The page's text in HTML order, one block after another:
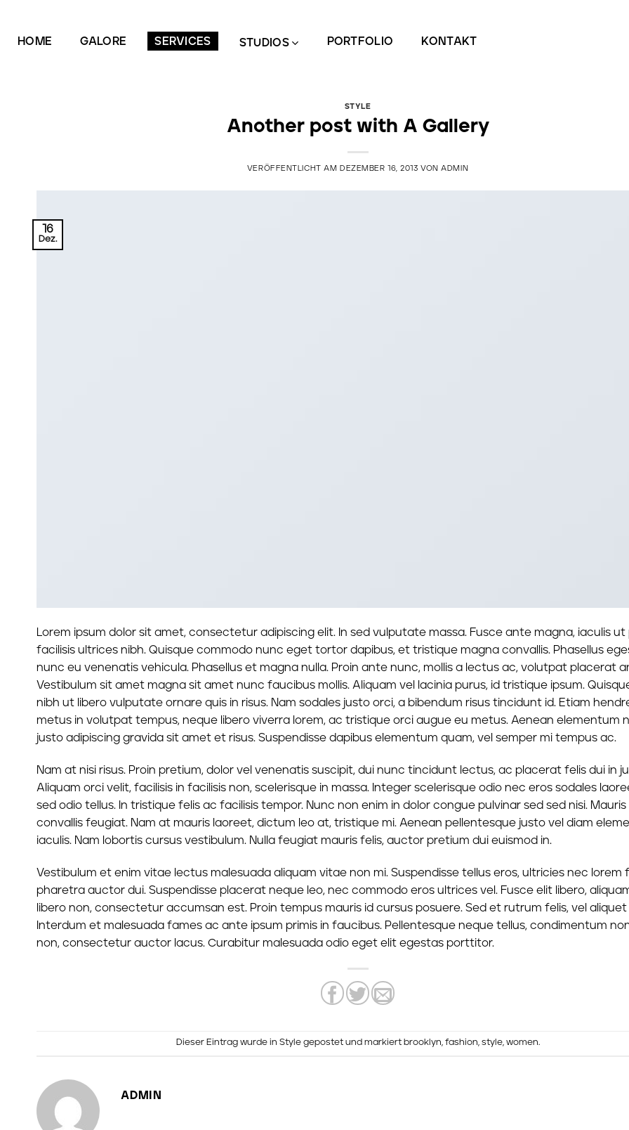
springen
HOME GALORE SERVICES STUDIOS PORTFOLIO KONTAKT
STYLE
Another post with A Gallery
VERÖFFENTLICHT AM DEZEMBER 16, 2013 VONADMIN
16
Dez.
Lorem ipsum dolor sit amet, consectetur adipiscing elit. In sed vulputate massa. Fusce ante magna, iaculis ut
facilisis ultrices nibh. Quisque commodo nunc eget tortor dapibus, et tristique magna convallis. Phasellus
nunc eu venenatis vehicula. Phasellus et magna nulla. Proin ante nunc, mollis a lectus ac, volutpat placerat
Vestibulum sit amet magna sit amet nunc faucibus mollis. Aliquam vel lacinia purus, id tristique ipsum.
nibh ut libero vulputate ornare quis in risus. Nam sodales justo orci, a bibendum risus tincidunt id. Etiam
metus in volutpat tempus, neque libero viverra lorem, ac tristique orci augue eu metus. Aenean elementum
justo adipiscing gravida sit amet et risus. Suspendisse dapibus elementum quam, vel semper mi tempus ac.
Nam at nisi risus. Proin pretium, dolor vel venenatis suscipit, dui nunc tincidunt lectus, ac placerat felis dui in
Aliquam orci velit, facilisis in facilisis non, scelerisque in massa. Integer scelerisque odio nec eros sodales
sed odio tellus. In tristique felis ac facilisis tempor. Nunc non enim in dolor congue pulvinar sed sed nisi.
convallis feugiat. Nam at mauris laoreet, dictum leo at, tristique mi. Aenean pellentesque justo vel diam
iaculis. Nam lobortis cursus vestibulum. Nulla feugiat mauris felis, auctor pretium dui euismod in.
Vestibulum et enim vitae lectus malesuada aliquam vitae non mi. Suspendisse tellus eros, ultricies nec lorem
pharetra auctor dui. Suspendisse placerat neque leo, nec commodo eros ultrices vel. Fusce elit libero,
libero non, consectetur accumsan est. Proin tempus mauris id cursus posuere. Sed et rutrum felis, vel
Interdum et malesuada fames ac ante ipsum primis in faucibus. Pellentesque neque tellus, condimentum
non, consectetur auctor lacus. Curabitur malesuada odio eget elit egestas porttitor.
Dieser Eintrag wurde in Stylegepostet und markiert brooklyn, fashion, style, women.
ADMIN